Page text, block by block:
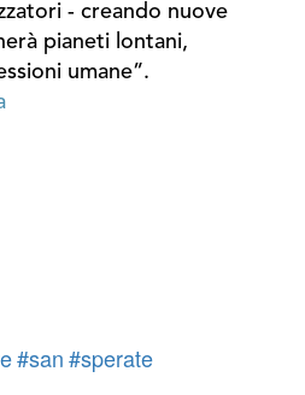
- creando nuove
pianeti lontani,
umane”.
#san#sperate